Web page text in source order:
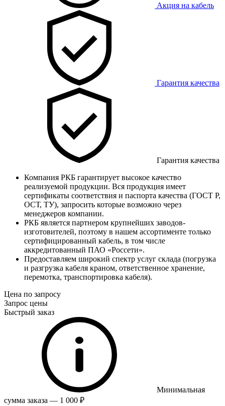
Акция на кабель
Гарантия качества
Гарантия качества
Компания РКБ гарантирует высокое качество
реализуемой продукции. Вся продукция имеет
сертификаты соответствия и паспорта качества (ГОСТ Р,
ОСТ, ТУ), запросить которые возможно через
менеджеров компании.
РКБ является партнером крупнейших заводов-
изготовителей, поэтому в нашем ассортименте только
сертифицированный кабель, в том числе
аккредитованный ПАО «Россети».
Предоставляем широкий спектр услуг склада (погрузка
и разгрузка кабеля краном, ответственное хранение,
перемотка, транспортировка кабеля).
Цена по запросу
Запрос цены
Быстрый заказ
Минимальная
сумма заказа — 1 000 ₽